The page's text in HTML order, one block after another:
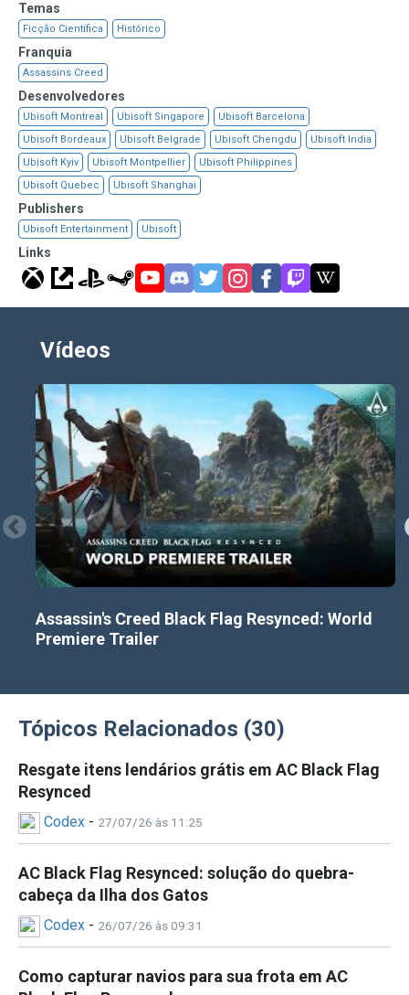
UM CLÁSSICO REFEITO PARA
UMA EXPERIÊNCIA
APRIMORADA
O combate foi reconstruído para confrontos mais
dinâmicos, com ênfase em aparar e abater, enquanto
a furtividade e o parkour foram aprimorados para
fugas e assassinatos mais fluidos. Melhore
continuamente o Gralha para enfrentar navios
inimigos poderosos com mecânicas navais
uma experiência melhor.
Temas
Ficção Científica Histórico
Franquia
Assassins Creed
Desenvolvedores
Ubisoft Montreal Ubisoft Singapore
Ubisoft Barcelona
Ubisoft Bordeaux
Ubisoft Belgrade Ubisoft Chengdu
Ubisoft India
Ubisoft Kyiv
Ubisoft Montpellier
Ubisoft Philippines
Ubisoft Quebec
Ubisoft Shanghai
Publishers
Ubisoft Entertainment Ubisoft
Links
Vídeos
Assassin's Creed Black Flag Resynced: World
Premiere Trailer
Tópicos Relacionados (30)
Resgate itens lendários grátis em AC Black Flag
Resynced
Codex - 27/07/26 às 11:25
AC Black Flag Resynced: solução do quebra-
cabeça da Ilha dos Gatos
Codex - 26/07/26 às 09:31
Como capturar navios para sua frota em AC